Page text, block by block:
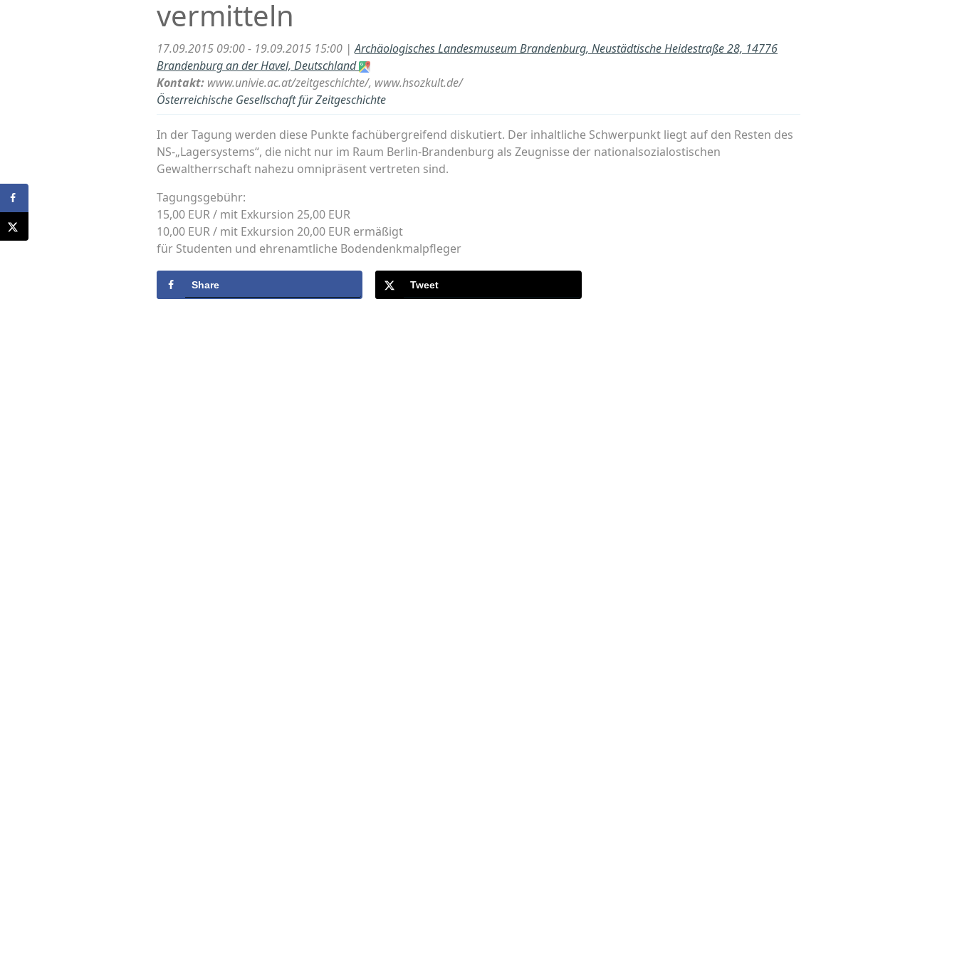
vermitteln
17.09.2015 09:00 - 19.09.2015 15:00 |Archäologisches Landesmuseum Brandenburg, Neustädtische Heidestraße 28, 14776
Brandenburg an der Havel, Deutschland
Kontakt: www.univie.ac.at/zeitgeschichte/, www.hsozkult.de/
Österreichische Gesellschaft für Zeitgeschichte
In der Tagung werden diese Punkte fachübergreifend diskutiert. Der inhaltliche Schwerpunkt liegt auf den Resten des
NS-„Lagersystems“, die nicht nur im Raum Berlin-Brandenburg als Zeugnisse der nationalsozialostischen
Gewaltherrschaft nahezu omnipräsent vertreten sind.
Tagungsgebühr:
15,00 EUR / mit Exkursion 25,00 EUR
10,00 EUR / mit Exkursion 20,00 EUR ermäßigt
für Studenten und ehrenamtliche Bodendenkmalpfleger
Share Tweet